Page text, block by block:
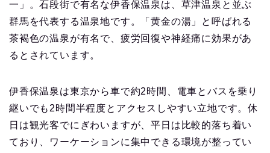
一」。石段街で有名な伊香保温泉は、草津温泉と並ぶ
群馬を代表する温泉地です。「黄金の湯」と呼ばれる
茶褐色の温泉が有名で、疲労回復や神経痛に効果があ
るとされています。
伊香保温泉は東京から車で約2時間、電車とバスを乗り
継いでも2時間半程度とアクセスしやすい立地です。休
日は観光客でにぎわいますが、平日は比較的落ち着い
ており、ワーケーションに集中できる環境が整ってい